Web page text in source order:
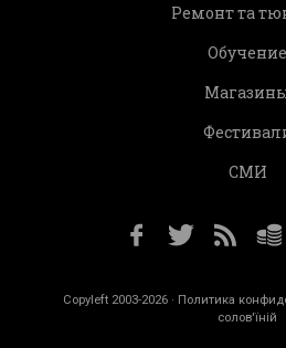
Ремонт та
Обучение
СМИ
Copyleft 2003-2026 · Политика
солов'їній